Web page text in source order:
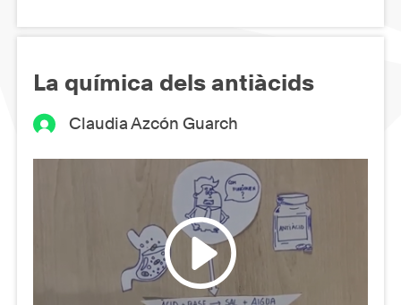
La química dels antiàcids
Claudia Azcón Guarch